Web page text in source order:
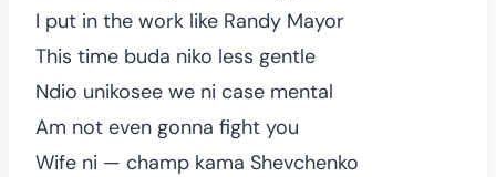
I put in the work like Randy Mayor
This time buda niko less gentle
Ndio unikosee we ni case mental
Am not even gonna fight you
Wife ni — champ kama Shevchenko